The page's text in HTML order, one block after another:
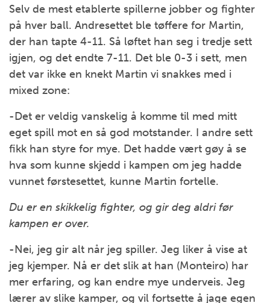
Selv de mest etablerte spillerne jobber og fighter
på hver ball. Andresettet ble tøffere for Martin,
der han tapte 4-11. Så løftet han seg i tredje sett
igjen, og det endte 7-11. Det ble 0-3 i sett, men
det var ikke en knekt Martin vi snakkes med i
mixed zone:
-Det er veldig vanskelig å komme til med mitt
eget spill mot en så god motstander. I andre sett
fikk han styre for mye. Det hadde vært gøy å se
hva som kunne skjedd i kampen om jeg hadde
vunnet førstesettet, kunne Martin fortelle.
Du er en skikkelig fighter, og gir deg aldri før
kampen er over.
-Nei, jeg gir alt når jeg spiller. Jeg liker å vise at
jeg kjemper. Nå er det slik at han (Monteiro) har
mer erfaring, og kan endre mye underveis. Jeg
lærer av slike kamper, og vil fortsette å jage egen